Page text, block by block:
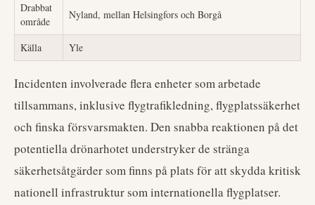
Drabbat
område
Nyland, mellan Helsingfors och Borgå
Källa Yle
Incidenten involverade flera enheter som arbetade
tillsammans, inklusive flygtrafikledning, flygplatssäkerhet
och finska försvarsmakten. Den snabba reaktionen på det
potentiella drönarhotet understryker de stränga
säkerhetsåtgärder som finns på plats för att skydda kritisk
nationell infrastruktur som internationella flygplatser.